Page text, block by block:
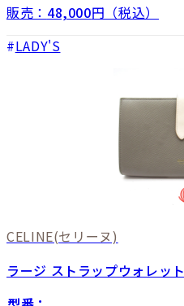
販売： 48,000円（税込）
LADY'S
CELINE(セリーヌ)
ラージ ストラップウォレット